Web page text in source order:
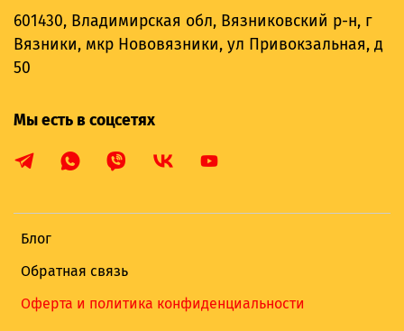
Блог
Обратная связь
Оферта и политика конфиденциальности
601430, Владимирская обл, Вязниковский р-н, г
Вязники, мкр Нововязники, ул Привокзальная, д
50
Мы есть в соцсетях